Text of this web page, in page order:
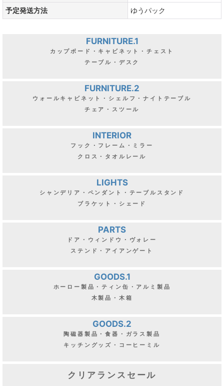
予定発送方法
ゆうパック
FURNITURE.1
カップボード・キャビネット・チェスト
テーブル・デスク
FURNITURE.2
ウォールキャビネット・シェルフ・ナイトテーブル
チェア・スツール
INTERIOR
フック・フレーム・ミラー
クロス・タオルレール
LIGHTS
シャンデリア・ペンダント・テーブルスタンド
ブラケット・シェード
PARTS
ドア・ウィンドウ・ヴォレー
ステンド・アイアンゲート
GOODS.1
ホーロー製品・ティン缶・アルミ製品
木製品・木箱
GOODS.2
陶磁器製品・食器・ガラス製品
キッチングッズ・コーヒーミル
クリアランスセール